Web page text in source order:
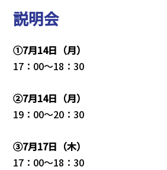
説明会
①7月14日（月）
17：00〜18：30
②7月14日（月）
19：00〜20：30
③7月17日（木）
17：00〜18：30